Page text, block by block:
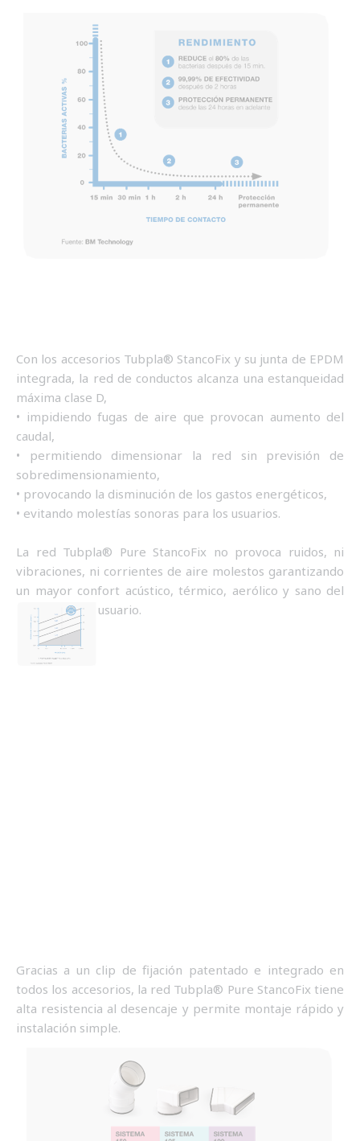
Con los accesorios Tubpla® StancoFix y su junta de EPDM
integrada, la red de conductos alcanza una estanqueidad
máxima clase D,
• impidiendo fugas de aire que provocan aumento del
caudal,
• permitiendo dimensionar la red sin previsión de
sobredimensionamiento,
• provocando la disminución de los gastos energéticos,
• evitando molestías sonoras para los usuarios.
La red Tubpla® Pure StancoFix no provoca ruidos, ni
vibraciones, ni corrientes de aire molestos garantizando
un mayor confort acústico, térmico, aerólico y sano del
usuario.
Gracias a un clip de fijación patentado e integrado en
todos los accesorios, la red Tubpla® Pure StancoFix tiene
alta resistencia al desencaje y permite montaje rápido y
instalación simple.